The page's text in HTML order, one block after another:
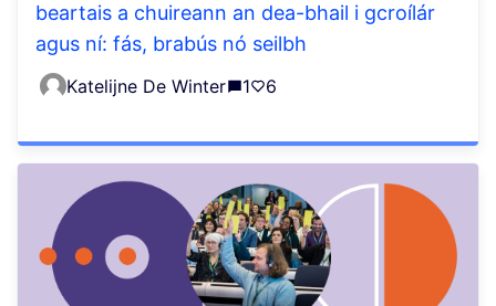
beartais a chuireann an dea-bhail i gcroílár
agus ní: fás, brabús nó seilbh
Katelijne De Winter 1 6